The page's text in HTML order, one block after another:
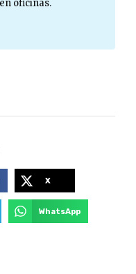
oficinas.
X
WhatsApp